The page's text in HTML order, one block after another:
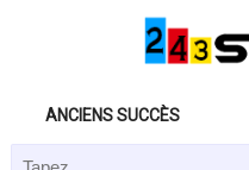
ANCIENS SUCCÈS